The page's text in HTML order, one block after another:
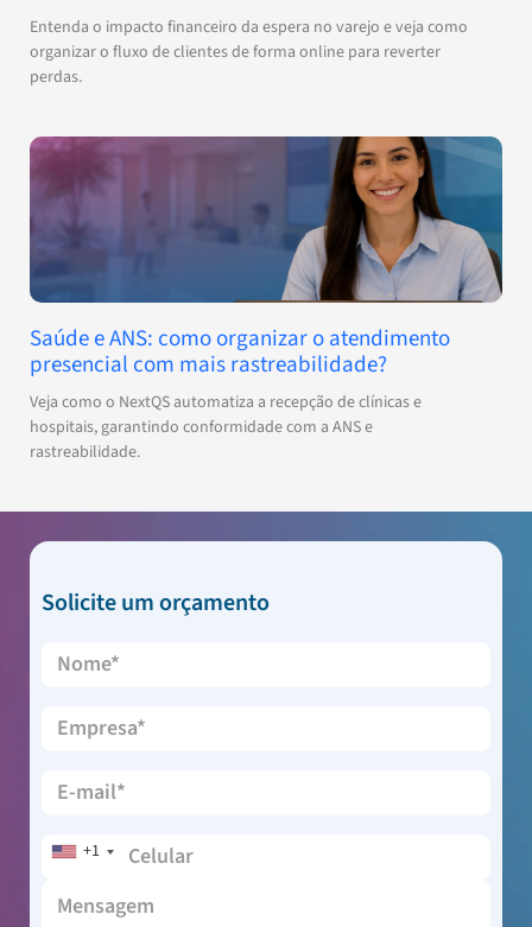
Entenda o impacto financeiro da espera no varejo e veja como
organizar o fluxo de clientes de forma online para reverter
perdas.
Saúde e ANS: como organizar o atendimento
presencial com mais rastreabilidade?
Veja como o NextQS automatiza a recepção de clínicas e
hospitais, garantindo conformidade com a ANS e
rastreabilidade.
Solicite um orçamento
+1